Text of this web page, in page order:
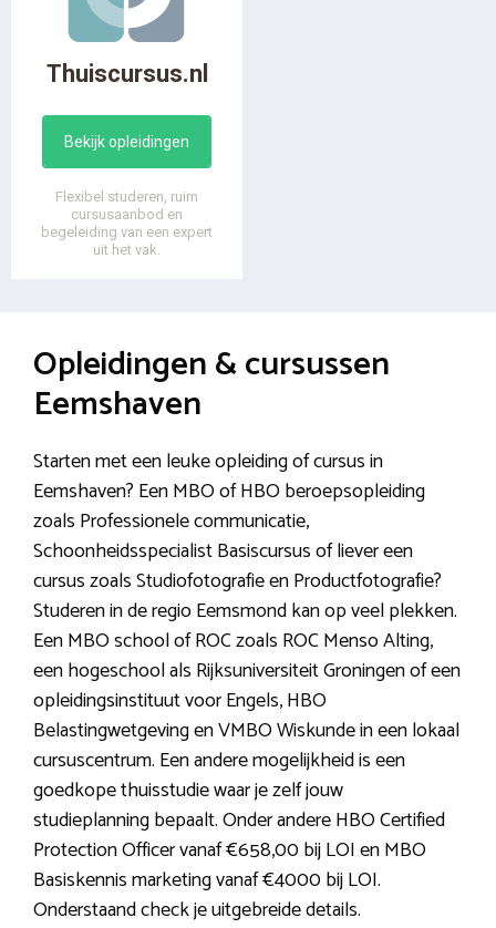
Thuiscursus.nl
Bekijk opleidingen
Flexibel studeren, ruim
cursusaanbod en
begeleiding van een expert
uit het vak.
Opleidingen & cursussen
Eemshaven
Starten met een leuke opleiding of cursus in
Eemshaven? Een MBO of HBO beroepsopleiding
zoals Professionele communicatie,
Schoonheidsspecialist Basiscursus of liever een
cursus zoals Studiofotografie en Productfotografie?
Studeren in de regio Eemsmond kan op veel plekken.
Een MBO school of ROC zoals ROC Menso Alting,
een hogeschool als Rijksuniversiteit Groningen of een
opleidingsinstituut voor Engels, HBO
Belastingwetgeving en VMBO Wiskunde in een lokaal
cursuscentrum. Een andere mogelijkheid is een
goedkope thuisstudie waar je zelf jouw
studieplanning bepaalt. Onder andere HBO Certified
Protection Officer vanaf €658,00 bij LOI en MBO
Basiskennis marketing vanaf €4000 bij LOI.
Onderstaand check je uitgebreide details.